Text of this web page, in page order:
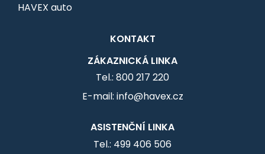
HAVEX auto
KONTAKT
ZÁKAZNICKÁ LINKA
Tel.: 800 217 220
E-mail: info@havex.cz
ASISTENČNÍ LINKA
Tel.: 499 406 506